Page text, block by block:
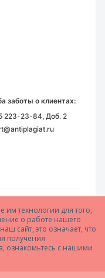
им технологии для того,
о работе нашего
сайт, это означает, что
получения
ознакомьтесь с нашими
заботы о клиентах:
223-23-84, Доб. 2